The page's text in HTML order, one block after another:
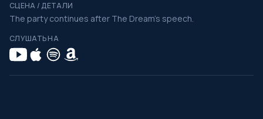
СЦЕНА / ДЕТАЛИ
The party continues after The Dream's speech.
СЛУШАТЬ НА